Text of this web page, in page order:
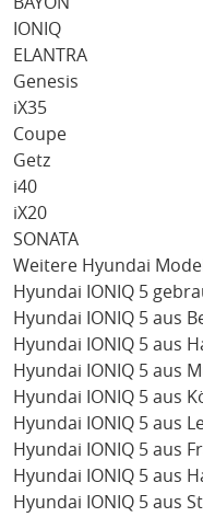
IONIQ
ELANTRA
Genesis
iX35
Coupe
Getz
i40
iX20
SONATA
Weitere Hyundai
Hyundai IONIQ 5
Hyundai IONIQ 5 aus
Hyundai IONIQ 5 aus
Hyundai IONIQ 5 aus
Hyundai IONIQ 5 aus
Hyundai IONIQ 5 aus
Hyundai IONIQ 5 aus
Hyundai IONIQ 5 aus
Hyundai IONIQ 5 aus